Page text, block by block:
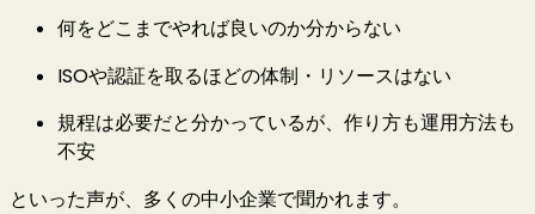
何をどこまでやれば良いのか分からない
ISOや認証を取るほどの体制・リソースはない
規程は必要だと分かっているが、作り方も運用方法も
不安
といった声が、多くの中小企業で聞かれます。